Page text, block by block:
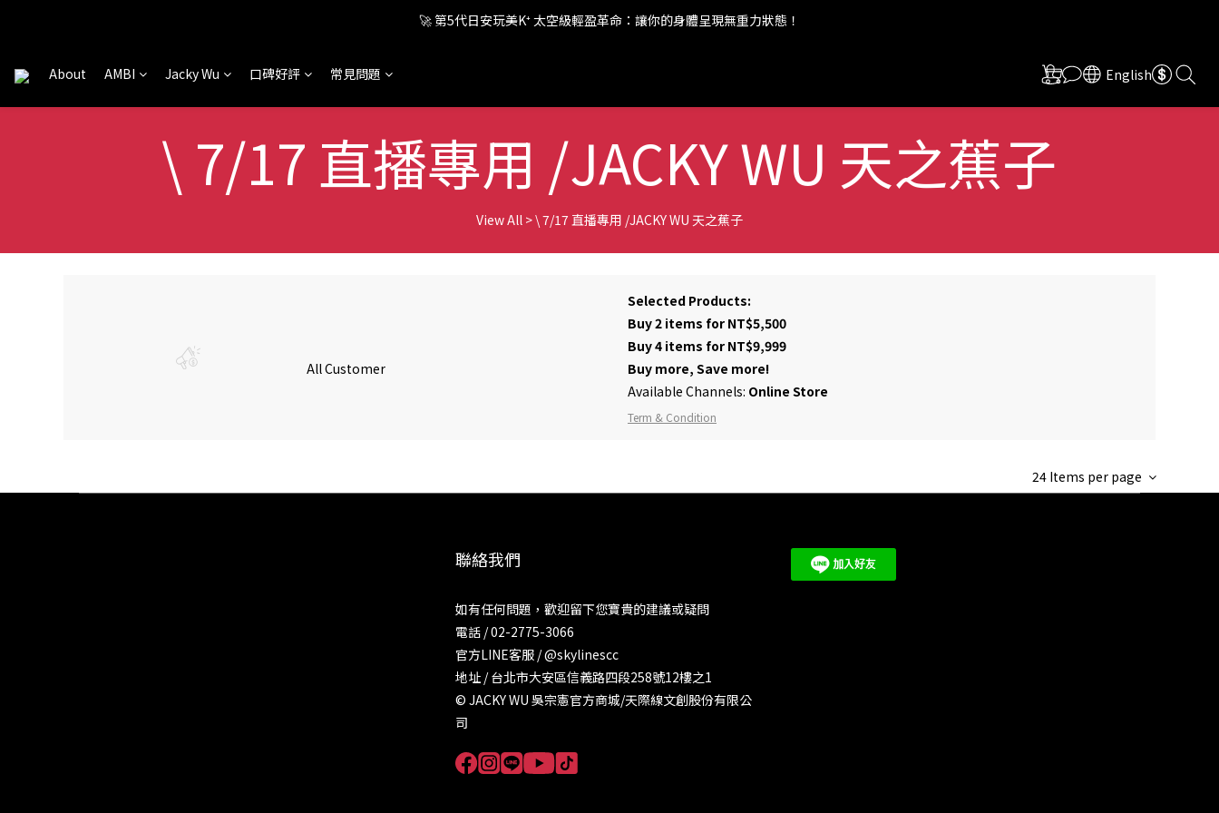
🚀 第5代日安玩美K⁺ 太空級輕盈革命：讓你的身體呈現無重力狀態！
🚀 第5代日安玩美K⁺ 太空級輕盈革命：讓你的身體呈現無重力狀態！
About AMBI Jacky Wu 口碑好評 常見問題 English
\ 7/17 直播專用 /JACKY WU 天之蕉子
View All>\ 7/17 直播專用 /JACKY WU 天之蕉子
All Customer
Selected Products:
Buy 2 items for NT$5,500
Buy 4 items for NT$9,999
Buy more, Save more!
Available Channels: Online Store
Term & Condition
24 Items per page
聯絡我們
如有任何問題，歡迎留下您寶貴的建議或疑問
電話 / 02-2775-3066
官方LINE客服 /@skylinescc
地址 / 台北市大安區信義路四段258號12樓之1
© JACKY WU 吳宗憲官方商城/天際線文創股份有限公
司